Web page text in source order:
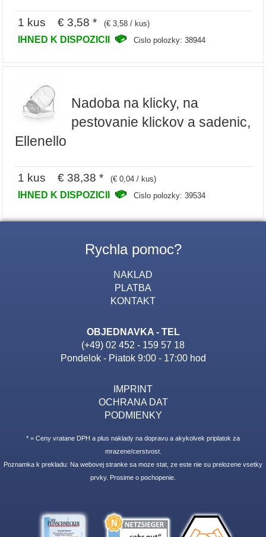
1 kus € 3,58 * (€ 3,58 / kus)
IHNED K DISPOZICII Cislo polozky: 38944
Nadoba na klicky, na
pestovanie klickov a sadenic,
Ellenello
1 kus € 38,38 * (€ 0,04 / kus)
IHNED K DISPOZICII Cislo polozky: 39534
Rychla pomoc?
NAKLAD
PLATBA
KONTAKT
OBJEDNAVKA - TEL
(+49) 02 452 - 159 57 18
Pondelok - Piatok 9:00 - 17:00 hod
IMPRINT
OCHRANA DAT
PODMIENKY
* = Ceny vratane DPH a plus naklady na dopravu a akykolvek priplatok za
mrazene/cerstvost.
Poznamka k prekladu: Na webovej stranke sa moze stat, ze este nie su prelozene vsetky
prvky. Prosime o pochopenie.